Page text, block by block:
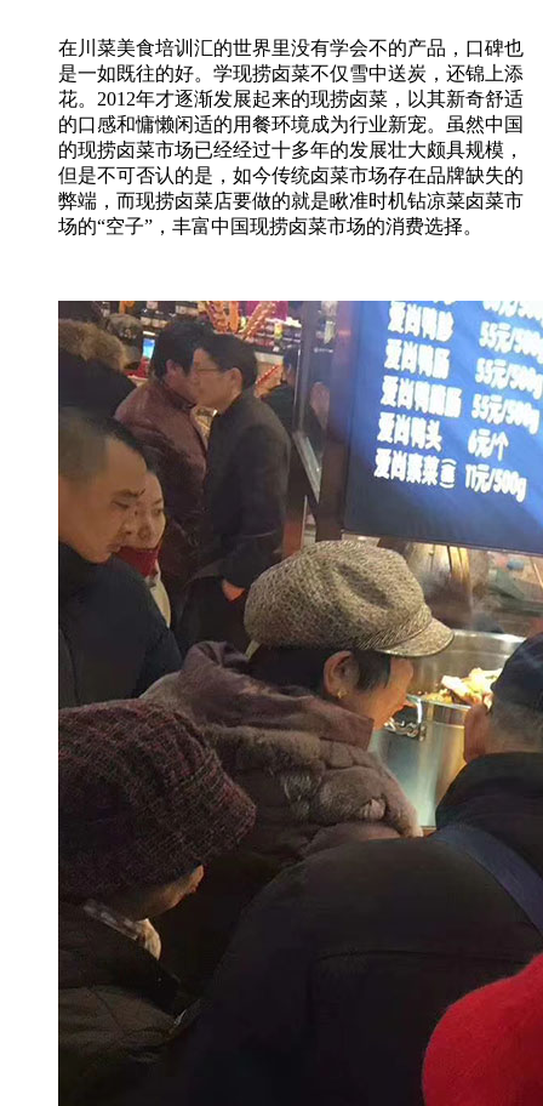
在川菜美食培训汇的世界里没有学会不的产品，口碑也
是一如既往的好。学现捞卤菜不仅雪中送炭，还锦上添
花。2012年才逐渐发展起来的现捞卤菜，以其新奇舒适
的口感和慵懒闲适的用餐环境成为行业新宠。虽然中国
的现捞卤菜市场已经经过十多年的发展壮大颇具规模，
但是不可否认的是，如今传统卤菜市场存在品牌缺失的
弊端，而现捞卤菜店要做的就是瞅准时机钻凉菜卤菜市
场的“空子”，丰富中国现捞卤菜市场的消费选择。